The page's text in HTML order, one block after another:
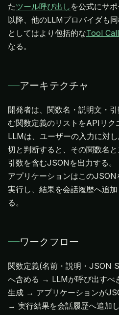
たツール呼び出し を公式にサポ
以降、他のLLMプロバイダも
としてはより包括的なTool
なる。
アーキテクチャ
開発者は、関数名・説明文・
む関数定義のリストをAPIリク
LLMは、ユーザーの入力に対
切と判断すると、その関数名
引数を含むJSONを出力する。
アプリケーションはこの
実行し、結果を会話履歴へ追
る。
ワークフロー
関数定義(名前・説明・JSON
へ含める → LLMが呼び出すべ
生成 → アプリケーションが
→ 実行結果を会話履歴へ追加